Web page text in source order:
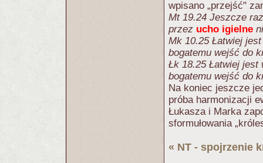
wpisano „przejść"
Mt 19.24 Jeszcze
przez ucho igielne
Mk 10.25 Łatwiej
bogatemu wejść do
Łk 18.25 Łatwiej jest
bogatemu wejść do
Na koniec jeszcze
próba harmonizacji
Łukasza i Marka
sformułowania
« NT - spojrzenie